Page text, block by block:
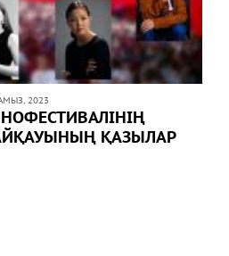
2023
ҚАЗЫЛАР